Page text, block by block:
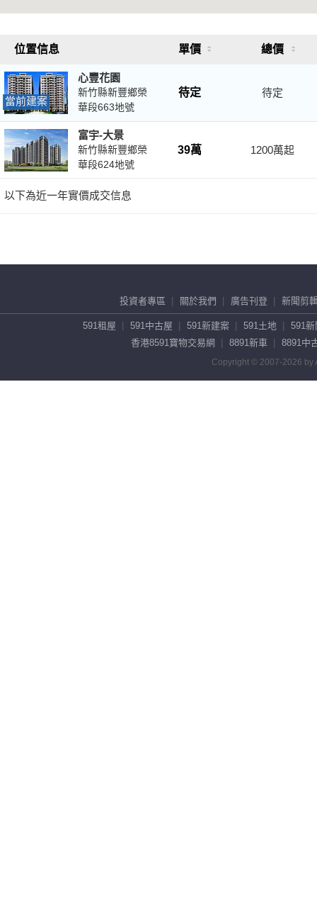
投資者專區 關於我們 廣告刊登 新聞剪
591租屋 591中古屋 591新建案 591土地
591新
香港8591寶物交易網
8891新車 8891中
Copyright © 2007-2026 by